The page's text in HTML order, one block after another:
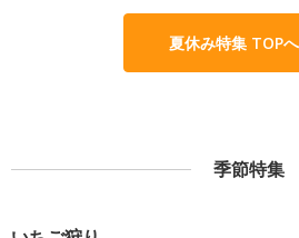
夏休み特集 TOP
季節特集